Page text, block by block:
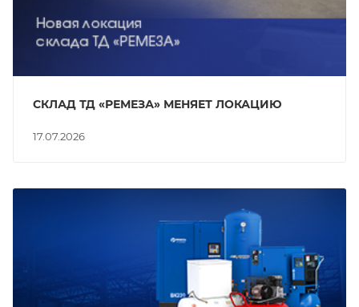
17.07.2026
СКЛАД ТД «РЕМЕЗА» МЕНЯЕТ ЛОКАЦИЮ